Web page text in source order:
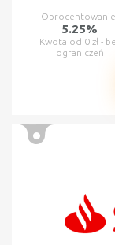
5.25%
Kwota od 0 zł -
ograniczeń